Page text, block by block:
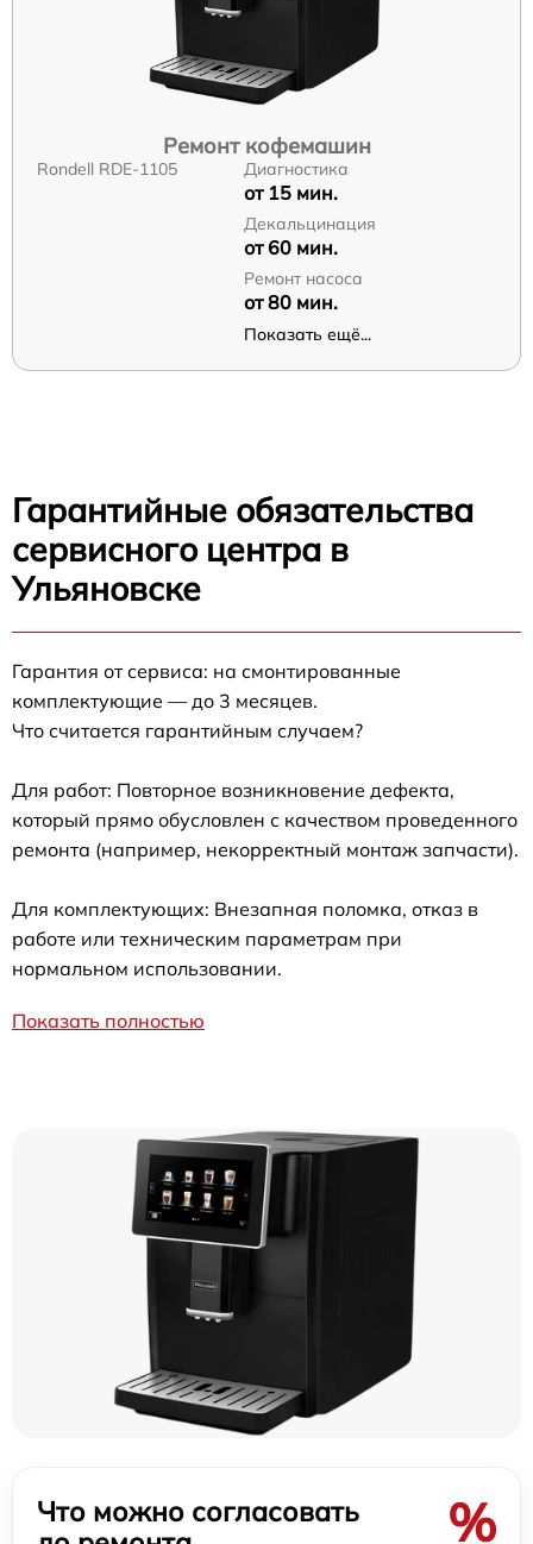
Ремонт кофемашин
Rondell RDE-1105 Диагностика
от 15 мин.
Декальцинация
от 60 мин.
Ремонт насоса
от 80 мин.
Показать ещё...
Гарантийные обязательства
сервисного центра в
Ульяновске
Гарантия от сервиса: на смонтированные
комплектующие — до 3 месяцев.
Что считается гарантийным случаем?
Для работ: Повторное возникновение дефекта,
который прямо обусловлен с качеством проведенного
ремонта (например, некорректный монтаж запчасти).
Для комплектующих: Внезапная поломка, отказ в
работе или техническим параметрам при
нормальном использовании.
Показать полностью
Что можно согласовать
%